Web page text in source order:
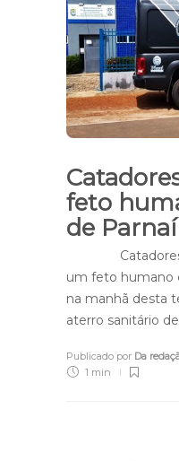
feto
de
Catadores
um feto humano
na manhã desta
aterro sanitário
Publicado por Da
1 min